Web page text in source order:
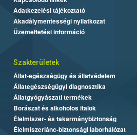
Adatkezelési tájékoztató
Akadálymentességi nyilatkozat
Üzemeltetési információ
Szakterületek
Állat-egészségügy és állatvédelem
Állategészségügyi diagnosztika
Állatgyógyászati termékek
Borászat és alkoholos italok
Élelmiszer- és takarmánybiztonság
Élelmiszerlánc-biztonsági laborhálózat